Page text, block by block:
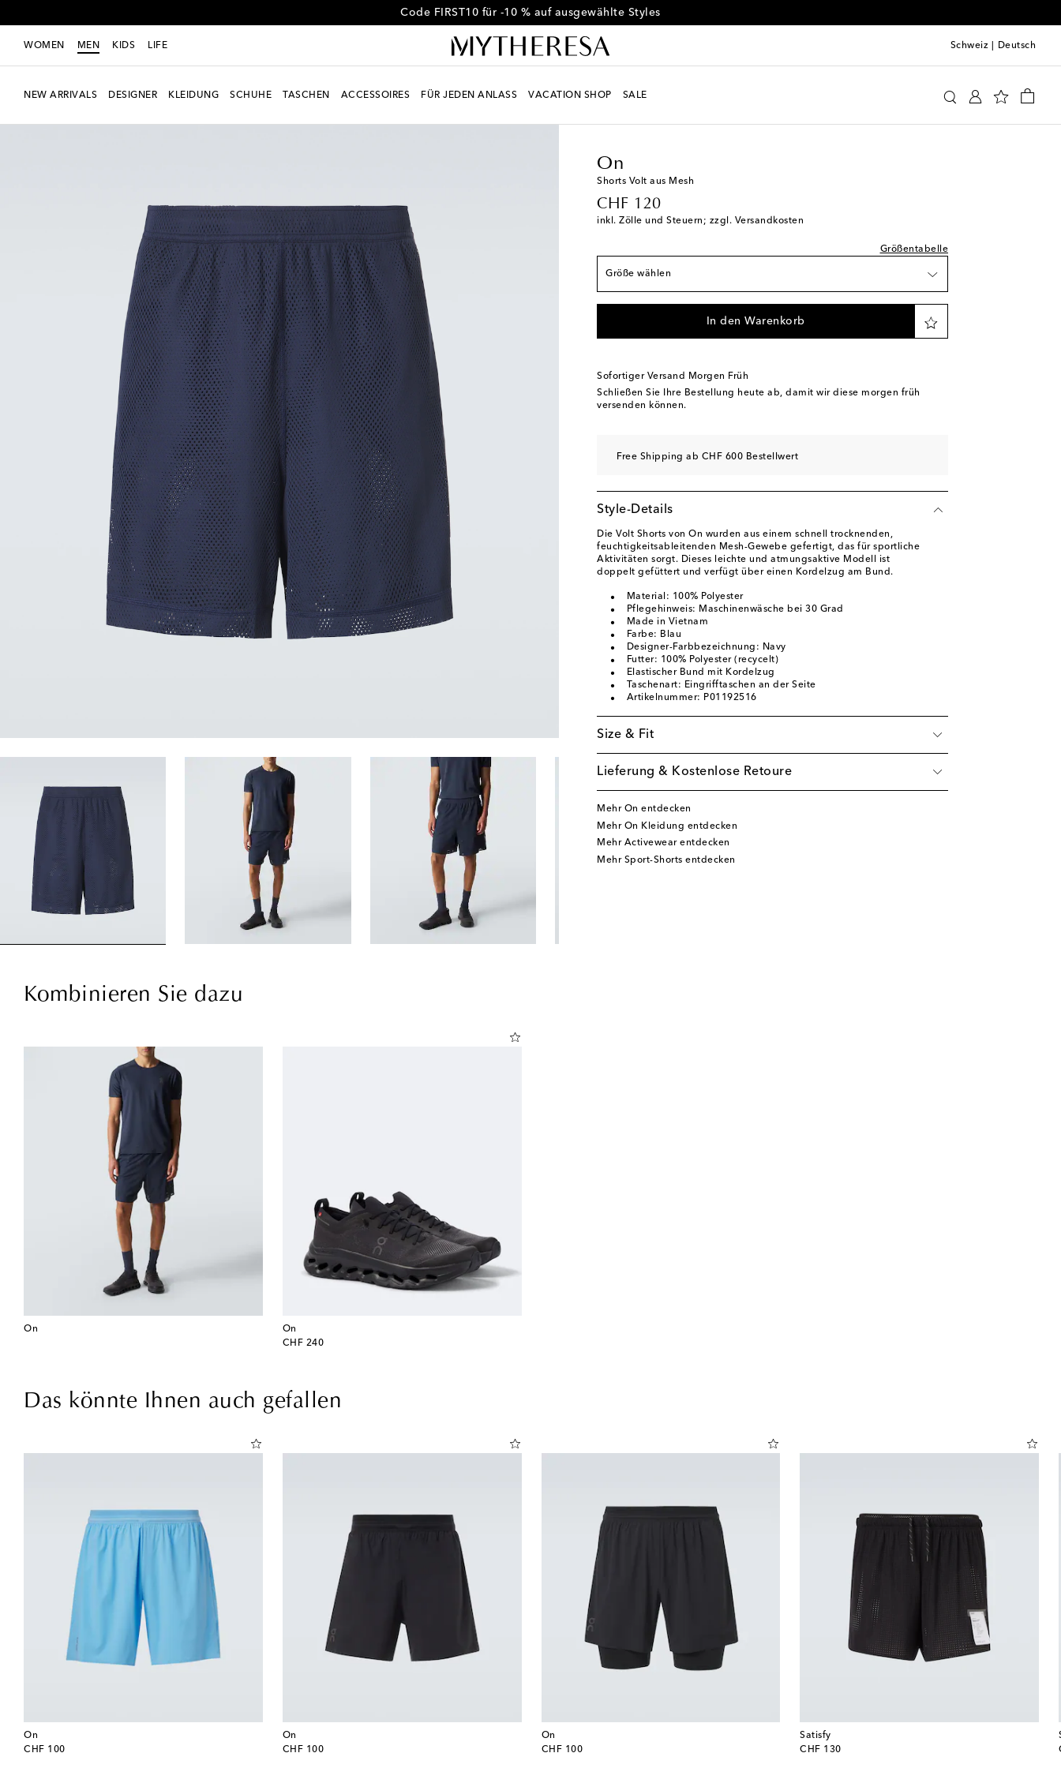
Code FIRST10 für -10 % auf ausgewählte Styles
WOMEN MEN KIDS LIFE Schweiz Deutsch
NEW ARRIVALS DESIGNER KLEIDUNG SCHUHE TASCHEN ACCESSOIRES FÜR JEDEN ANLASS VACATION SHOP SALE
On
Shorts Volt aus Mesh
CHF 120
original price
inkl. Zölle und Steuern; zzgl. Versandkosten
Größentabelle
Größe wählen
XS / EU 44
S / EU 46 Auf die Wunschliste
M / EU 48
L / EU 50 Auf die Wunschliste
XXL / EU 54
In den Warenkorb
Sofortiger Versand Morgen Früh
Schließen Sie Ihre Bestellung heute ab, damit wir diese morgen früh
versenden können.
Free Shipping ab CHF 600 Bestellwert
Style-Details
Die Volt Shorts von On wurden aus einem schnell trocknenden,
feuchtigkeitsableitenden Mesh-Gewebe gefertigt, das für sportliche
Aktivitäten sorgt. Dieses leichte und atmungsaktive Modell ist
doppelt gefüttert und verfügt über einen Kordelzug am Bund.
Material: 100% Polyester
Pflegehinweis: Maschinenwäsche bei 30 Grad
Made in Vietnam
Farbe: Blau
Designer-Farbbezeichnung: Navy
Futter: 100% Polyester (recycelt)
Elastischer Bund mit Kordelzug
Taschenart: Eingrifftaschen an der Seite
Artikelnummer: P01192516
Size & Fit
Lieferung & Kostenlose Retoure
Mehr On entdecken
Mehr On Kleidung entdecken
Mehr Activewear entdecken
Mehr Sport-Shorts entdecken
Kombinieren Sie dazu
On
On
CHF 240
original price
Das könnte Ihnen auch gefallen
On
CHF 100
original price
On
CHF 100
original price
On
CHF 100
original price
Satisfy
CHF 130
original price